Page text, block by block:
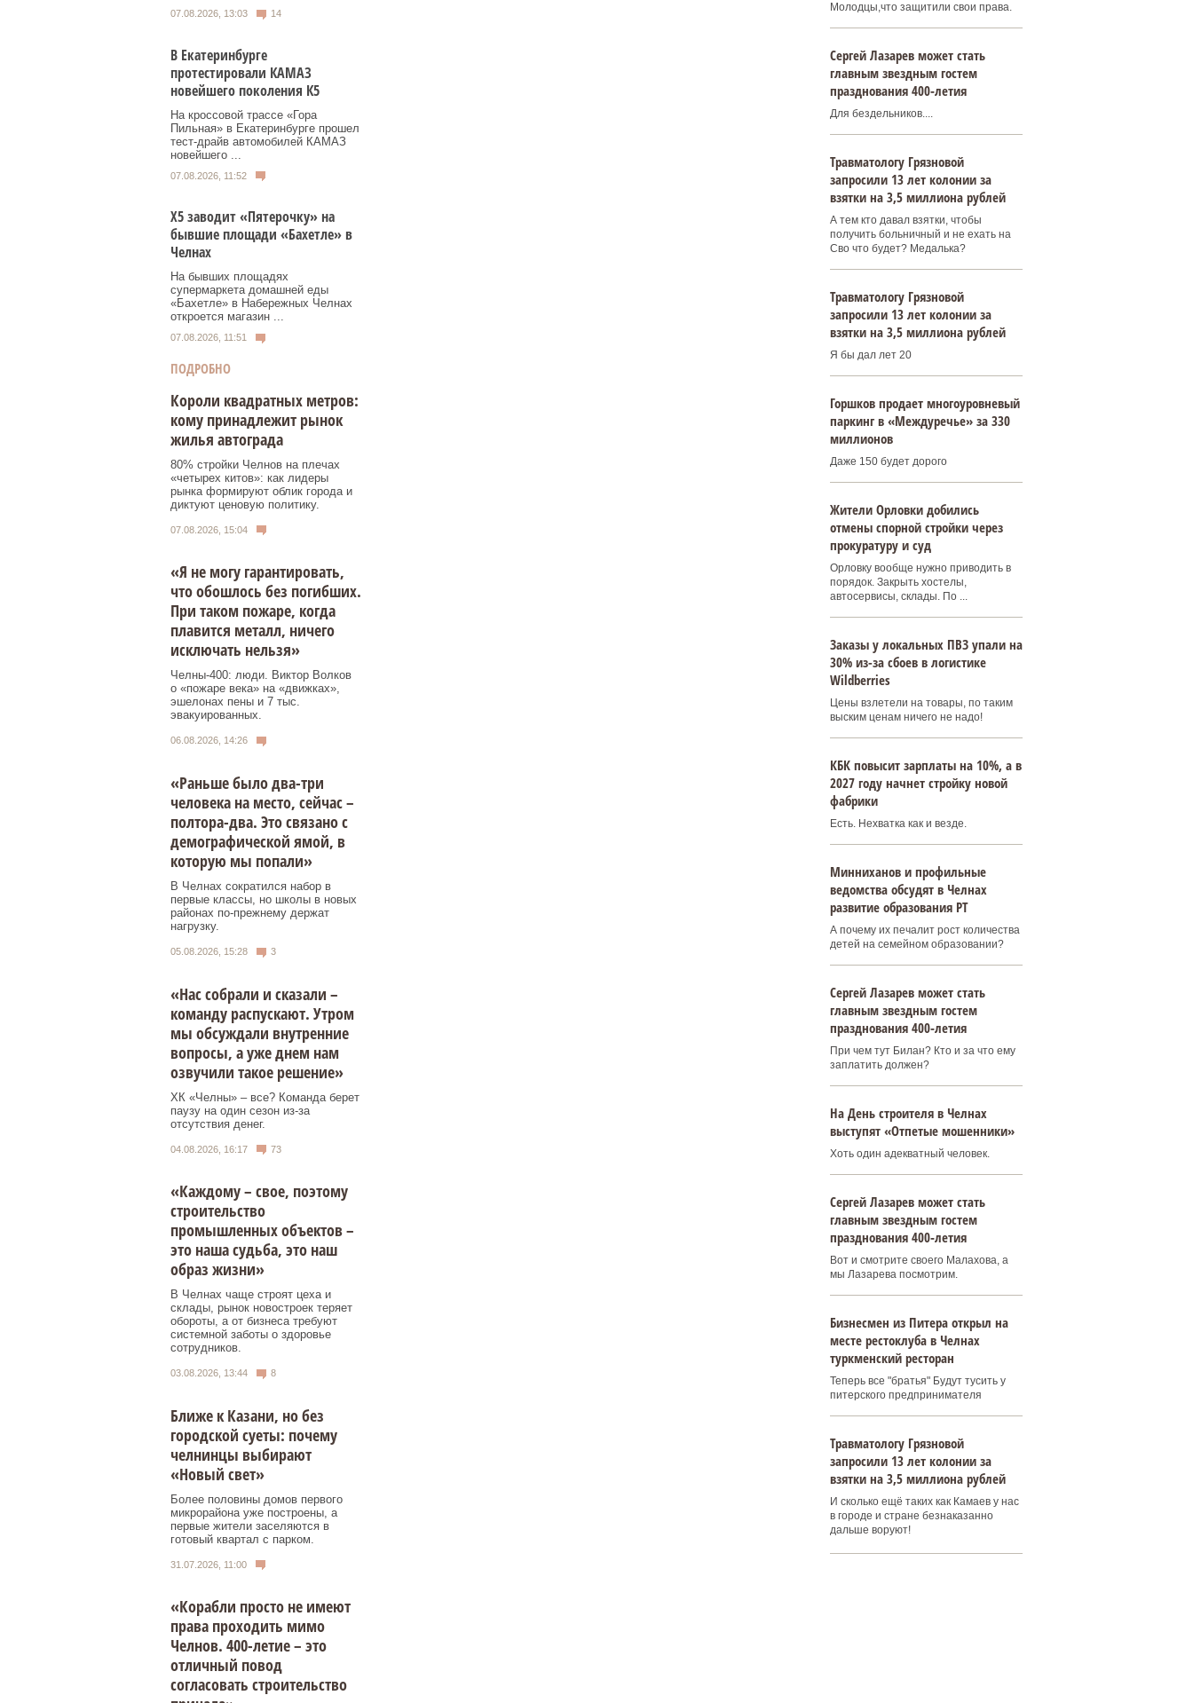
07.08.2026, 13:03 14
В Екатеринбурге
протестировали КАМАЗ
новейшего поколения К5
На кроссовой трассе «Гора
Пильная» в Екатеринбурге прошел
тест-драйв автомобилей КАМАЗ
новейшего ...
07.08.2026, 11:52
Х5 заводит «Пятерочку» на
бывшие площади «Бахетле» в
Челнах
На бывших площадях
супермаркета домашней еды
«Бахетле» в Набережных Челнах
откроется магазин ...
07.08.2026, 11:51
ПОДРОБНО
Короли квадратных метров:
кому принадлежит рынок
жилья автограда
80% стройки Челнов на плечах
«четырех китов»: как лидеры
рынка формируют облик города и
диктуют ценовую политику.
07.08.2026, 15:04
«Я не могу гарантировать,
что обошлось без погибших.
При таком пожаре, когда
плавится металл, ничего
исключать нельзя»
Челны-400: люди. Виктор Волков
о «пожаре века» на «движках»,
эшелонах пены и 7 тыс.
эвакуированных.
06.08.2026, 14:26
«Раньше было два-три
человека на место, сейчас –
полтора-два. Это связано с
демографической ямой, в
которую мы попали»
В Челнах сократился набор в
первые классы, но школы в новых
районах по-прежнему держат
нагрузку.
05.08.2026, 15:28 3
«Нас собрали и сказали –
команду распускают. Утром
мы обсуждали внутренние
вопросы, а уже днем нам
озвучили такое решение»
ХК «Челны» – все? Команда берет
паузу на один сезон из-за
отсутствия денег.
04.08.2026, 16:17 73
«Каждому – свое, поэтому
строительство
промышленных объектов –
это наша судьба, это наш
образ жизни»
В Челнах чаще строят цеха и
склады, рынок новостроек теряет
обороты, а от бизнеса требуют
системной заботы о здоровье
сотрудников.
03.08.2026, 13:44 8
Ближе к Казани, но без
городской суеты: почему
челнинцы выбирают
«Новый свет»
Более половины домов первого
микрорайона уже построены, а
первые жители заселяются в
готовый квартал с парком.
31.07.2026, 11:00
«Корабли просто не имеют
права проходить мимо
Челнов. 400-летие – это
отличный повод
согласовать строительство
Молодцы,что защитили свои права.
Сергей Лазарев может стать
главным звездным гостем
празднования 400‑летия
Для бездельников....
Травматологу Грязновой
запросили 13 лет колонии за
взятки на 3,5 миллиона рублей
А тем кто давал взятки, чтобы
получить больничный и не ехать на
Сво что будет? Медалька?
Травматологу Грязновой
запросили 13 лет колонии за
взятки на 3,5 миллиона рублей
Я бы дал лет 20
Горшков продает многоуровневый
паркинг в «Междуречье» за 330
миллионов
Даже 150 будет дорого
Жители Орловки добились
отмены спорной стройки через
прокуратуру и суд
Орловку вообще нужно приводить в
порядок. Закрыть хостелы,
автосервисы, склады. По ...
Заказы у локальных ПВЗ упали на
30% из-за сбоев в логистике
Wildberries
Цены взлетели на товары, по таким
выским ценам ничего не надо!
КБК повысит зарплаты на 10%, а в
2027 году начнет стройку новой
фабрики
Есть. Нехватка как и везде.
Минниханов и профильные
ведомства обсудят в Челнах
развитие образования РТ
А почему их печалит рост количества
детей на семейном образовании?
Сергей Лазарев может стать
главным звездным гостем
празднования 400‑летия
При чем тут Билан? Кто и за что ему
заплатить должен?
На День строителя в Челнах
выступят «Отпетые мошенники»
Хоть один адекватный человек.
Сергей Лазарев может стать
главным звездным гостем
празднования 400‑летия
Вот и смотрите своего Малахова, а
мы Лазарева посмотрим.
Бизнесмен из Питера открыл на
месте рестоклуба в Челнах
туркменский ресторан
Теперь все "братья" Будут тусить у
питерского предпринимателя
Травматологу Грязновой
запросили 13 лет колонии за
взятки на 3,5 миллиона рублей
И сколько ещё таких как Камаев у нас
в городе и стране безнаказанно
дальше воруют!